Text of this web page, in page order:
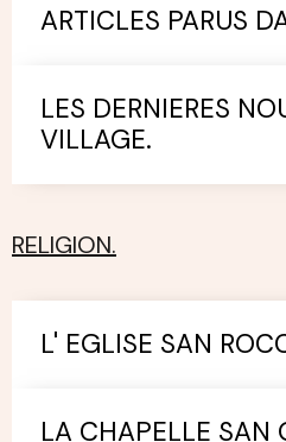
ARTICLES PARUS
LES DERNIERES
VILLAGE.
RELIGION.
L' EGLISE SAN
LA CHAPELLE SAN